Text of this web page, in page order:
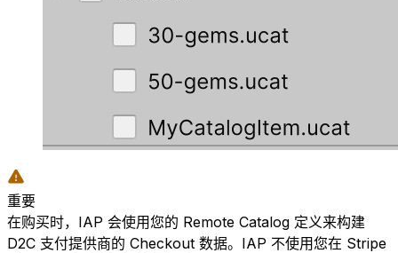
重要
在购买时，IAP 会使用您的 Remote Catalog 定义来构建
D2C 支付提供商的 Checkout 数据。IAP 不使用您在 Stripe